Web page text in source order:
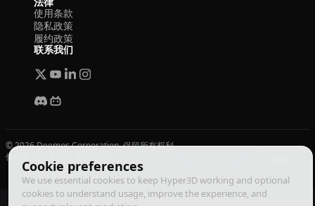
Cookie preferences
We use essential cookies to keep Hyper3D working and optional
cookies to understand usage, improve the experience, and
使用条款
隐私政策
履约政策
联系我们
© 2026 Deemos Corporation. 保留所有权利
使用条款